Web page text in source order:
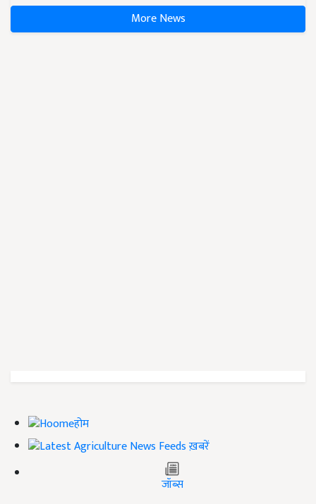
More News
होम
ख़बरें
जॉब्स